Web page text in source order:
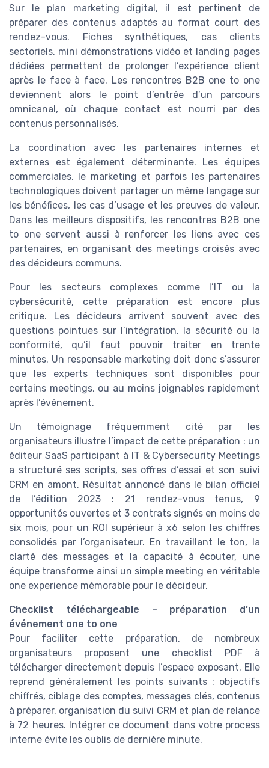
Sur le plan marketing digital, il est pertinent de
préparer des contenus adaptés au format court des
rendez-vous. Fiches synthétiques, cas clients
sectoriels, mini démonstrations vidéo et landing pages
dédiées permettent de prolonger l’expérience client
après le face à face. Les rencontres B2B one to one
deviennent alors le point d’entrée d’un parcours
omnicanal, où chaque contact est nourri par des
contenus personnalisés.
La coordination avec les partenaires internes et
externes est également déterminante. Les équipes
commerciales, le marketing et parfois les partenaires
technologiques doivent partager un même langage sur
les bénéfices, les cas d’usage et les preuves de valeur.
Dans les meilleurs dispositifs, les rencontres B2B one
to one servent aussi à renforcer les liens avec ces
partenaires, en organisant des meetings croisés avec
des décideurs communs.
Pour les secteurs complexes comme l’IT ou la
cybersécurité, cette préparation est encore plus
critique. Les décideurs arrivent souvent avec des
questions pointues sur l’intégration, la sécurité ou la
conformité, qu’il faut pouvoir traiter en trente
minutes. Un responsable marketing doit donc s’assurer
que les experts techniques sont disponibles pour
certains meetings, ou au moins joignables rapidement
après l’événement.
Un témoignage fréquemment cité par les
organisateurs illustre l’impact de cette préparation : un
éditeur SaaS participant à IT & Cybersecurity Meetings
a structuré ses scripts, ses offres d’essai et son suivi
CRM en amont. Résultat annoncé dans le bilan officiel
de l’édition 2023 : 21 rendez-vous tenus, 9
opportunités ouvertes et 3 contrats signés en moins de
six mois, pour un ROI supérieur à x6 selon les chiffres
consolidés par l’organisateur. En travaillant le ton, la
clarté des messages et la capacité à écouter, une
équipe transforme ainsi un simple meeting en véritable
one experience mémorable pour le décideur.
Checklist téléchargeable – préparation d’un
événement one to one
Pour faciliter cette préparation, de nombreux
organisateurs proposent une checklist PDF à
télécharger directement depuis l’espace exposant. Elle
reprend généralement les points suivants : objectifs
chiffrés, ciblage des comptes, messages clés, contenus
à préparer, organisation du suivi CRM et plan de relance
à 72 heures. Intégrer ce document dans votre process
interne évite les oublis de dernière minute.